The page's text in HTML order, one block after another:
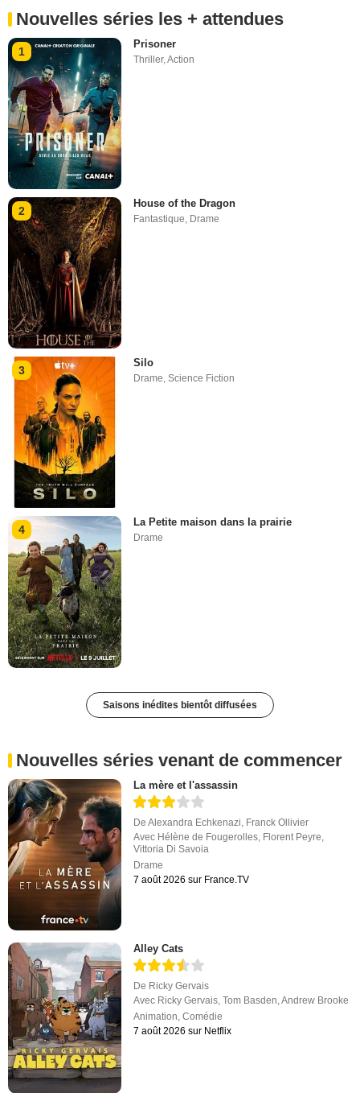
Nouvelles séries les + attendues
1
Prisoner
Thriller,Action
2
House of the Dragon
Fantastique, Drame
3
Silo
Drame,Science Fiction
4
La Petite maison dans la prairie
Drame
Saisons inédites bientôt diffusées
Nouvelles séries venant de commencer
La mère et l'assassin
DeAlexandra Echkenazi Franck Ollivier
Avec Hélène de Fougerolles Florent Peyre
Vittoria Di Savoia
Drame
7 août 2026 sur France.TV
Alley Cats
De Ricky Gervais
Avec Ricky Gervais,Tom Basden,Andrew Brooke
Animation,Comédie
7 août 2026 sur Netflix